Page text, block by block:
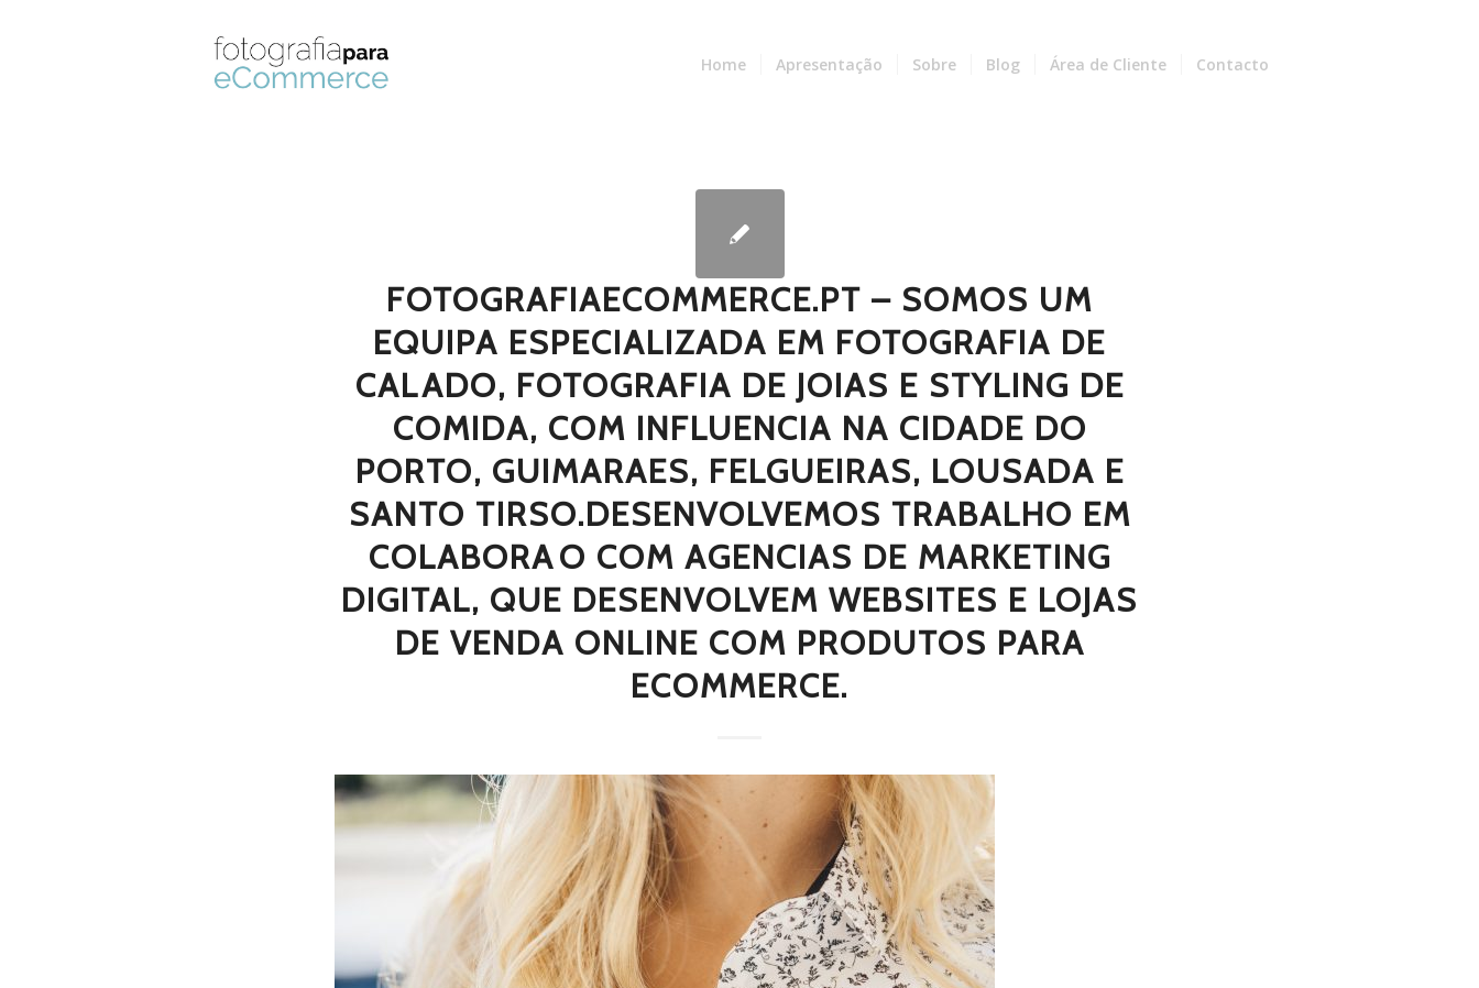
Home Apresentação Sobre Blog Área de Cliente Contacto
FOTOGRAFIAECOMMERCE.PT – SOMOS UM
EQUIPA ESPECIALIZADA EM FOTOGRAFIA DE
CALADO, FOTOGRAFIA DE JOIAS E STYLING DE
COMIDA, COM INFLUENCIA NA CIDADE DO
PORTO, GUIMARAES, FELGUEIRAS, LOUSADA E
SANTO TIRSO.DESENVOLVEMOS TRABALHO EM
COLABORAO COM AGENCIAS DE MARKETING
DIGITAL, QUE DESENVOLVEM WEBSITES E LOJAS
DE VENDA ONLINE COM PRODUTOS PARA
ECOMMERCE.